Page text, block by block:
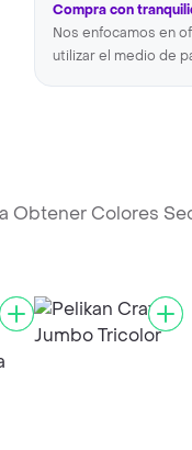
Compra con
Nos enfocamos en
utilizar el medio de
Obtener Colores